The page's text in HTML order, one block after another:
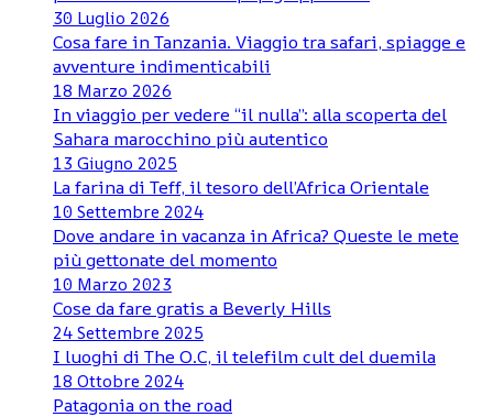
30 Luglio 2026
Cosa fare in Tanzania. Viaggio tra safari, spiagge e
avventure indimenticabili
18 Marzo 2026
In viaggio per vedere “il nulla”: alla scoperta del
Sahara marocchino più autentico
13 Giugno 2025
La farina di Teff, il tesoro dell’Africa Orientale
10 Settembre 2024
Dove andare in vacanza in Africa? Queste le mete
più gettonate del momento
10 Marzo 2023
Cose da fare gratis a Beverly Hills
24 Settembre 2025
I luoghi di The O.C, il telefilm cult del duemila
18 Ottobre 2024
Patagonia on the road